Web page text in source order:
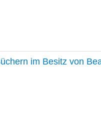
im Besitz von